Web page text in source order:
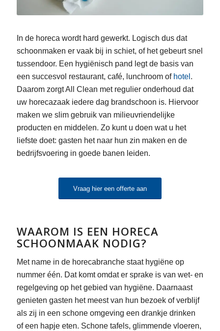
In de horeca wordt hard gewerkt. Logisch dus dat
schoonmaken er vaak bij in schiet, of het gebeurt snel
tussendoor. Een hygiënisch pand legt de basis van
een succesvol restaurant, café, lunchroom of hotel .
Daarom zorgt All Clean met regulier onderhoud dat
uw horecazaak iedere dag brandschoon is. Hiervoor
maken we slim gebruik van milieuvriendelijke
producten en middelen. Zo kunt u doen wat u het
liefste doet: gasten het naar hun zin maken en de
bedrijfsvoering in goede banen leiden.
Vraag hier een offerte aan
WAAROM IS EEN HORECA
SCHOONMAAK NODIG?
Met name in de horecabranche staat hygiëne op
nummer één. Dat komt omdat er sprake is van wet- en
regelgeving op het gebied van hygiëne. Daarnaast
genieten gasten het meest van hun bezoek of verblijf
als zij in een schone omgeving een drankje drinken
of een hapje eten. Schone tafels, glimmende vloeren,